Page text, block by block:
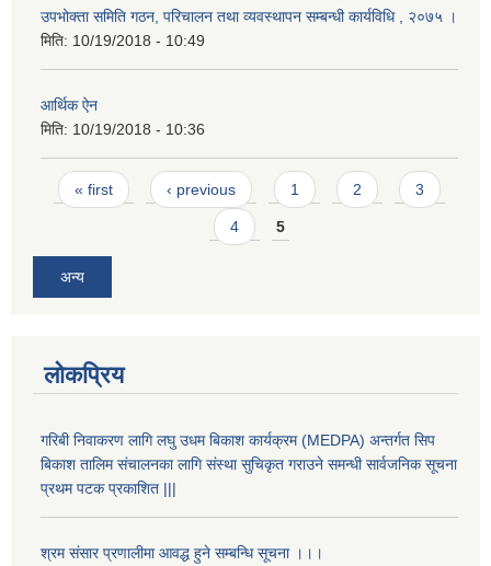
उपभोक्ता समिति गठन, परिचालन तथा व्यवस्थापन सम्बन्धी कार्यविधि , २०७५ ।
मिति: 10/19/2018 - 10:49
आर्थिक ऐन
मिति: 10/19/2018 - 10:36
Pages
« first ‹ previous 1 2 3
4 5
अन्य
लोकप्रिय
गरिबी निवाकरण लागि लघु उधम बिकाश कार्यक्रम (MEDPA) अन्तर्गत सिप
बिकाश तालिम संचालनका लागि संस्था सुचिकृत गराउने समन्धी सार्वजनिक सूचना
प्रथम पटक प्रकाशित |||
श्रम संसार प्रणालीमा आवद्ध हुने सम्बन्धि सूचना ।।।